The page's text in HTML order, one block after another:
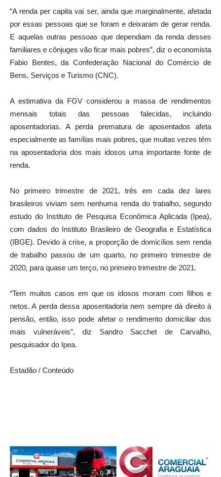
“A renda per capita vai ser, ainda que marginalmente, afetada
por essas pessoas que se foram e deixaram de gerar renda.
E aquelas outras pessoas que dependiam da renda desses
familiares e cônjuges vão ficar mais pobres”, diz o economista
Fabio Bentes, da Confederação Nacional do Comércio de
Bens, Serviços e Turismo (CNC).
A estimativa da FGV considerou a massa de rendimentos
mensais totais das pessoas falecidas, incluindo
aposentadorias. A perda prematura de aposentados afeta
especialmente as famílias mais pobres, que muitas vezes têm
na aposentadoria dos mais idosos uma importante fonte de
renda.
No primeiro trimestre de 2021, três em cada dez lares
brasileiros viviam sem nenhuma renda do trabalho, segundo
estudo do Instituto de Pesquisa Econômica Aplicada (Ipea),
com dados do Instituto Brasileiro de Geografia e Estatística
(IBGE). Devido à crise, a proporção de domicílios sem renda
de trabalho passou de um quarto, no primeiro trimestre de
2020, para quase um terço, no primeiro trimestre de 2021.
“Tem muitos casos em que os idosos moram com filhos e
netos. A perda dessa aposentadoria nem sempre dá direito à
pensão, então, isso pode afetar o rendimento domiciliar dos
mais vulneráveis”, diz Sandro Sacchet de Carvalho,
pesquisador do Ipea.
Estadão / Conteúdo